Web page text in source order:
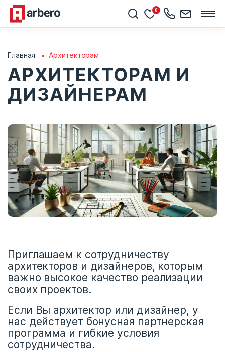
0
Главная Архитекторам
АРХИТЕКТОРАМ И
ДИЗАЙНЕРАМ
Приглашаем к сотрудничеству
архитекторов и дизайнеров, которым
важно высокое качество реализации
своих проектов.
Если Вы архитектор или дизайнер, у
нас действует бонусная партнерская
программа и гибкие условия
сотрудничества.